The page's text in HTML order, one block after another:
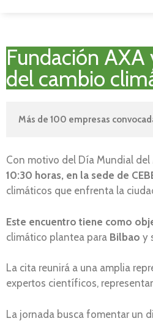
Fundación
del cambio
Más de 100 empresas
Con motivo del Día Mundial
10:30 horas, en la sede de
climáticos que enfrenta la
Este encuentro tiene como
climático plantea para Bilbao y
La cita reunirá a una amplia
expertos científicos,
La jornada busca fomentar un